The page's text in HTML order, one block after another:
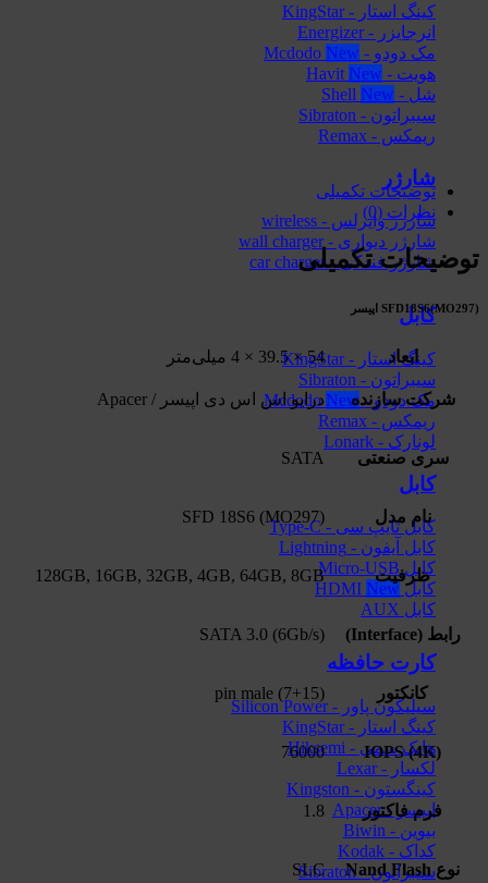
کینگ استار - KingStar
انرجایزر - Energizer
مک دودو - Mcdodo
هویت - Havit
شل - Shell
سیبراتون - Sibraton
ریمکس - Remax
شارژر
شارژر وایرلس - wireless
شارژر دیواری - wall charger
شارژر فندکی - car charger
کابل
کینگ استار - KingStar
سیبراتون - Sibraton
مک دودو - Mcdodo
ریمکس - Remax
لونارک - Lonark
کابل
کابل تایپ سی - Type-C
کابل آیفون - Lightning
کابل Micro-USB
کابل HDMI
کابل AUX
کارت حافظه
سیلیکون پاور - Silicon Power
کینگ استار - KingStar
هایک‌ سمی - Hiksemi
لکسار - Lexar
کینگستون - Kingston
اپیسر - Apacer
بیوین - Biwin
کداک - Kodak
سیبراتون - Sibraton
توضیحات تکمیلی
نظرات (0)
توضیحات تکمیلی
SFD18S6(MO297) اپیسر
ابعاد 54 × 39.5 × 4 میلی‌متر
شرکت سازنده درایو اس اس دی اپیسر / Apacer
سری صنعتی SATA
نام مدل SFD 18S6 (MO297)
ظرفیت 128GB, 16GB, 32GB, 4GB, 64GB, 8GB
رابط (Interface) SATA 3.0 (6Gb/s)
کانکتور (7+15) pin male
IOPS (4K)
76000
فرم فاکتور 1.8
نوع Nand Flash SLC